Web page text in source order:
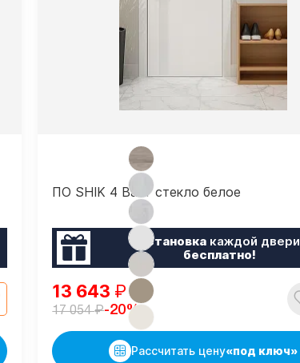
ПО SHIK 4 Вайт стекло белое
Установкакаждой двери
бесплатно!
13 643 ₽
17 054₽-20%
Рассчитать цену«под ключ»